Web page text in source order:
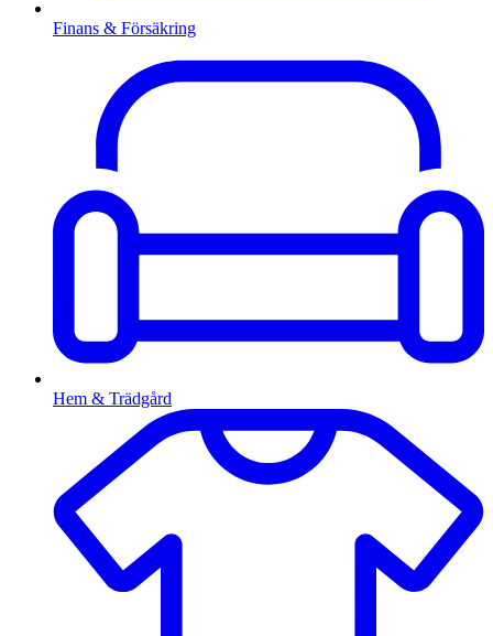
Finans & Försäkring
Hem & Trädgård